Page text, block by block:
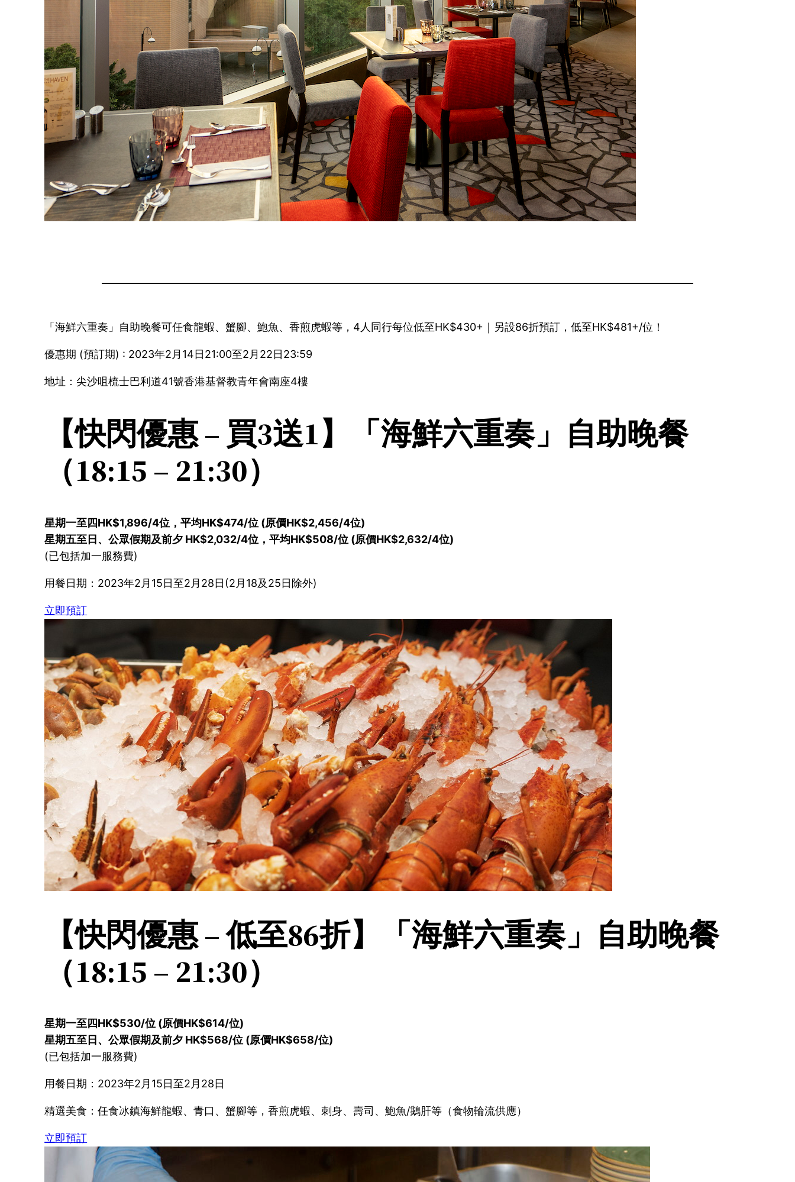
「海鮮六重奏」自助晚餐可任食龍蝦、蟹腳、鮑魚、香煎虎蝦等，4人同行每位低至HK$430+｜另設86折預訂，低至HK$481+/位！
優惠期 (預訂期) : 2023年2月14日21:00至2月22日23:59
地址：尖沙咀梳士巴利道41號香港基督教青年會南座4樓
【快閃優惠 – 買3送1】「海鮮六重奏」自助晚餐
（18:15 – 21:30）
星期一至四HK$1,896/4位，平均HK$474/位 (原價HK$2,456/4位)
星期五至日、公眾假期及前夕 HK$2,032/4位，平均HK$508/位 (原價HK$2,632/4位)
(已包括加一服務費)
用餐日期：2023年2月15日至2月28日(2月18及25日除外)
立即預訂
【快閃優惠 – 低至86折】「海鮮六重奏」自助晚餐
（18:15 – 21:30）
星期一至四HK$530/位 (原價HK$614/位)
星期五至日、公眾假期及前夕 HK$568/位 (原價HK$658/位)
(已包括加一服務費)
用餐日期：2023年2月15日至2月28日
精選美食：任食冰鎮海鮮龍蝦、青口、蟹腳等，香煎虎蝦、刺身、壽司、鮑魚/鵝肝等（食物輪流供應）
立即預訂